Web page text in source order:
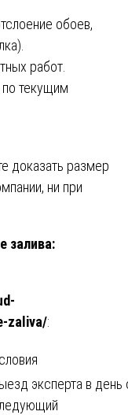
обоев,
работ.
по текущим
доказать размер
ни при
залива:
zaliva/:
эксперта в